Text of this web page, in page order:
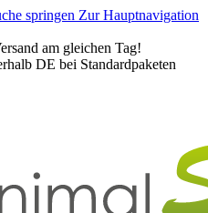
springen Zur Hauptnavigation
am gleichen Tag!
DE bei Standardpaketen